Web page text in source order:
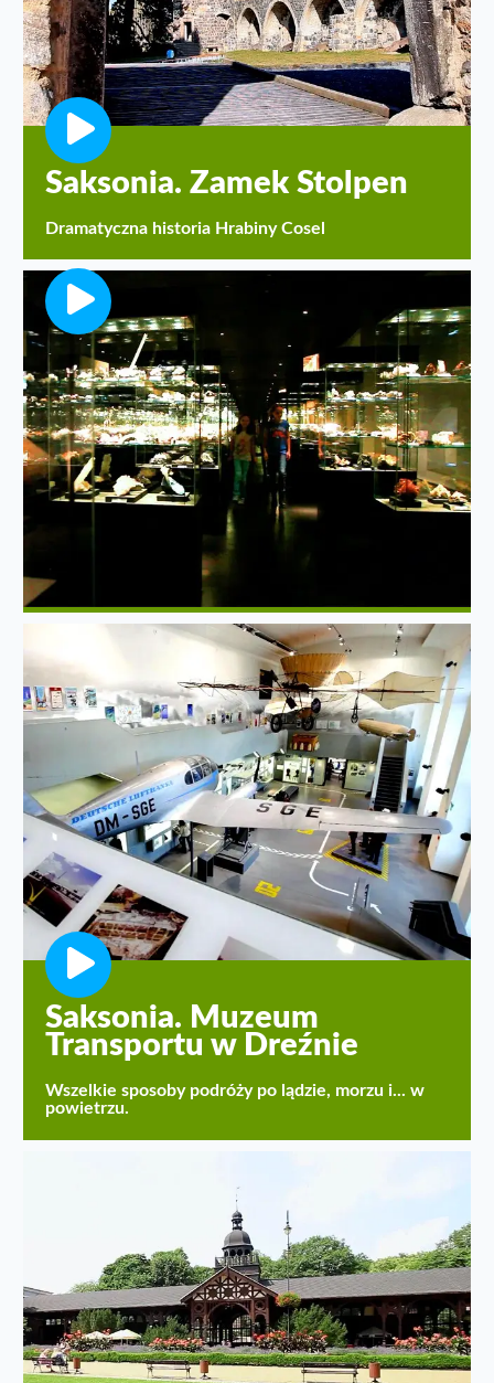
Saksonia. Zamek Stolpen
Dramatyczna historia Hrabiny Cosel
Saksonia. Muzeum
TerraMineralia
Najpiękniejsze muzeum minerałów w Europie!
Saksonia. Muzeum
Transportu w Dreźnie
Wszelkie sposoby podróży po lądzie, morzu i... w
powietrzu.